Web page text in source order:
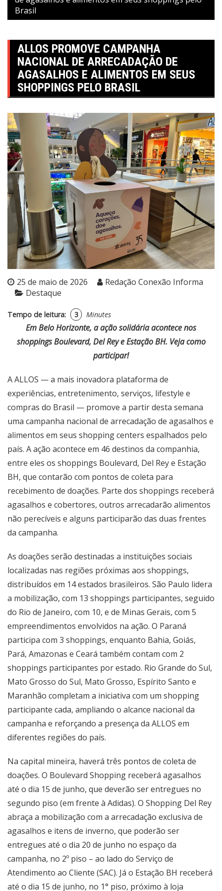
Brasil
ALLOS PROMOVE CAMPANHA
NACIONAL DE ARRECADAÇÃO DE
AGASALHOS E ALIMENTOS EM SEUS
SHOPPINGS PELO BRASIL
25 de maio de 2026
Redação Conexão Informa
Destaque
Tempo de leitura: 3 Minutes
Em Belo Horizonte, a ação solidária acontece nos
shoppings Boulevard, Del Rey e Estação BH. Veja como
participar!
A ALLOS — a mais inovadora plataforma de
experiências, entretenimento, serviços, lifestyle e
compras do Brasil — promove a partir desta semana
uma campanha nacional de arrecadação de agasalhos e
alimentos em seus shopping centers espalhados pelo
país. A ação acontece em 46 destinos da companhia,
entre eles os shoppings Boulevard, Del Rey e Estação
BH, que contarão com pontos de coleta para
recebimento de doações. Parte dos shoppings receberá
agasalhos e cobertores, outros arrecadarão alimentos
não perecíveis e alguns participarão das duas frentes
da campanha.
As doações serão destinadas a instituições sociais
localizadas nas regiões próximas aos shoppings,
distribuídos em 14 estados brasileiros. São Paulo lidera
a mobilização, com 13 shoppings participantes, seguido
do Rio de Janeiro, com 10, e de Minas Gerais, com 5
empreendimentos envolvidos na ação. O Paraná
participa com 3 shoppings, enquanto Bahia, Goiás,
Pará, Amazonas e Ceará também contam com 2
shoppings participantes por estado. Rio Grande do Sul,
Mato Grosso do Sul, Mato Grosso, Espírito Santo e
Maranhão completam a iniciativa com um shopping
participante cada, ampliando o alcance nacional da
campanha e reforçando a presença da ALLOS em
diferentes regiões do país.
Na capital mineira, haverá três pontos de coleta de
doações. O Boulevard Shopping receberá agasalhos
até o dia 15 de junho, que deverão ser entregues no
segundo piso (em frente à Adidas). O Shopping Del Rey
abraça a mobilização com a arrecadação exclusiva de
agasalhos e itens de inverno, que poderão ser
entregues até o dia 20 de junho no espaço da
campanha, no 2º piso – ao lado do Serviço de
Atendimento ao Cliente (SAC). Já o Estação BH receberá
até o dia 15 de junho, no 1° piso, próximo à loja